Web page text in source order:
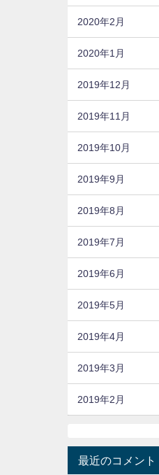
2020年2月
2020年1月
2019年12月
2019年11月
2019年10月
2019年9月
2019年8月
2019年7月
2019年6月
2019年5月
2019年4月
2019年3月
2019年2月
最近のコメント